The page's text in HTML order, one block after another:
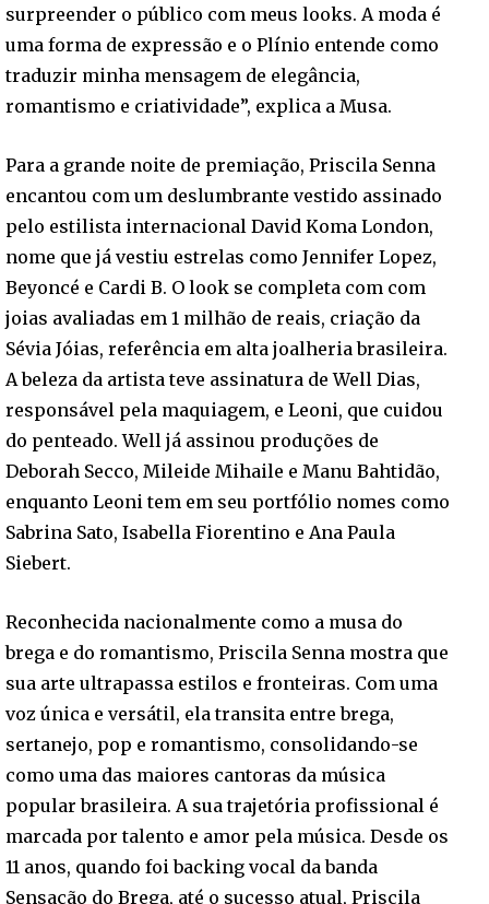
surpreender o público com meus looks. A moda é
uma forma de expressão e o Plínio entende como
traduzir minha mensagem de elegância,
romantismo e criatividade”, explica a Musa.
Para a grande noite de premiação, Priscila Senna
encantou com um deslumbrante vestido assinado
pelo estilista internacional David Koma London,
nome que já vestiu estrelas como Jennifer Lopez,
Beyoncé e Cardi B. O look se completa com com
joias avaliadas em 1 milhão de reais, criação da
Sévia Jóias, referência em alta joalheria brasileira.
A beleza da artista teve assinatura de Well Dias,
responsável pela maquiagem, e Leoni, que cuidou
do penteado. Well já assinou produções de
Deborah Secco, Mileide Mihaile e Manu Bahtidão,
enquanto Leoni tem em seu portfólio nomes como
Sabrina Sato, Isabella Fiorentino e Ana Paula
Siebert.
Reconhecida nacionalmente como a musa do
brega e do romantismo, Priscila Senna mostra que
sua arte ultrapassa estilos e fronteiras. Com uma
voz única e versátil, ela transita entre brega,
sertanejo, pop e romantismo, consolidando-se
como uma das maiores cantoras da música
popular brasileira. A sua trajetória profissional é
marcada por talento e amor pela música. Desde os
11 anos, quando foi backing vocal da banda
Sensação do Brega, até o sucesso atual, Priscila